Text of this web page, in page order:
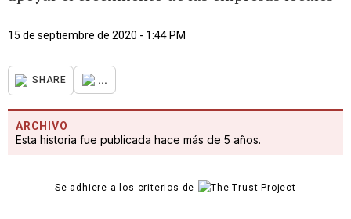
15 de septiembre de 2020 - 1:44 PM
SHARE ...
ARCHIVO
Esta historia fue publicada hace más de 5 años.
Se adhiere a los criterios de